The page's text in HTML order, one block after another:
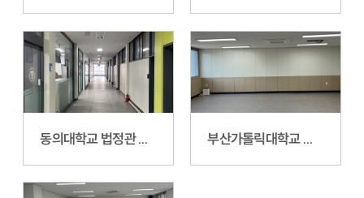
동의대학교 법정관 208호 DEU-DILE웨비나랩 조성공사 부산가톨릭대학교 상담심리실습실 리모델링공사